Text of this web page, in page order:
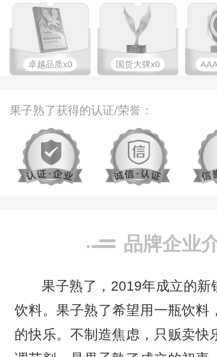
卓越品质x0 国货大牌x0
果子熟了获得的认证/荣誉：
品牌企业
果子熟了， 2019年成立的新
饮料。 果子熟了希望用一瓶饮料
的快乐。不制造焦虑，只贩卖快